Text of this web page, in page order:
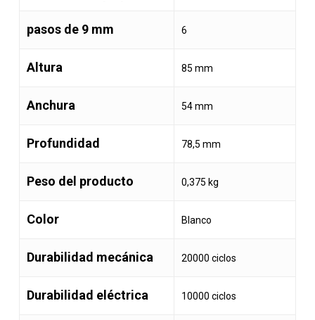
pasos de 9 mm 6
Altura 85 mm
Anchura 54 mm
Profundidad 78,5 mm
Peso del producto 0,375 kg
Color Blanco
Durabilidad mecánica 20000 ciclos
Durabilidad eléctrica 10000 ciclos